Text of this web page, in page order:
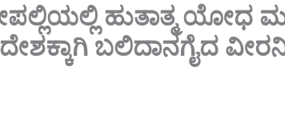
ಹುತಾತ್ಮ ಯೋಧ
ಬಲಿದಾನಗೈದ